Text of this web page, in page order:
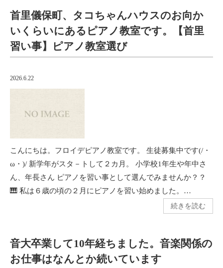
首里儀保町、タコちゃんハウスのお向か
いくらいにあるピアノ教室です。【首里
習い事】ピアノ教室選び
2026.6.22
こんにちは。フロイデピアノ教室です。 生徒募集中です(/・
ω・)/ 新学年がスタ－トして２カ月。 小学校1年生や年中さ
ん、年長さん ピアノを習い事として選んでみませんか？？
🎹 私は６歳の頃の２月にピアノを習い始めました。…
続きを読む
音大卒業して10年経ちました。音楽関係の
お仕事はなんとか続いています